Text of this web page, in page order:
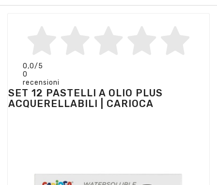
0,0/5
0
recensioni
SET 12 PASTELLI A OLIO PLUS
ACQUERELLABILI | CARIOCA